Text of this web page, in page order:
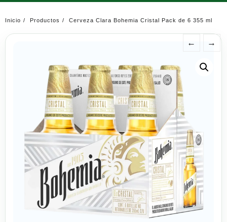
Inicio Productos Cerveza Clara Bohemia Cristal Pack de 6 355 ml
← →